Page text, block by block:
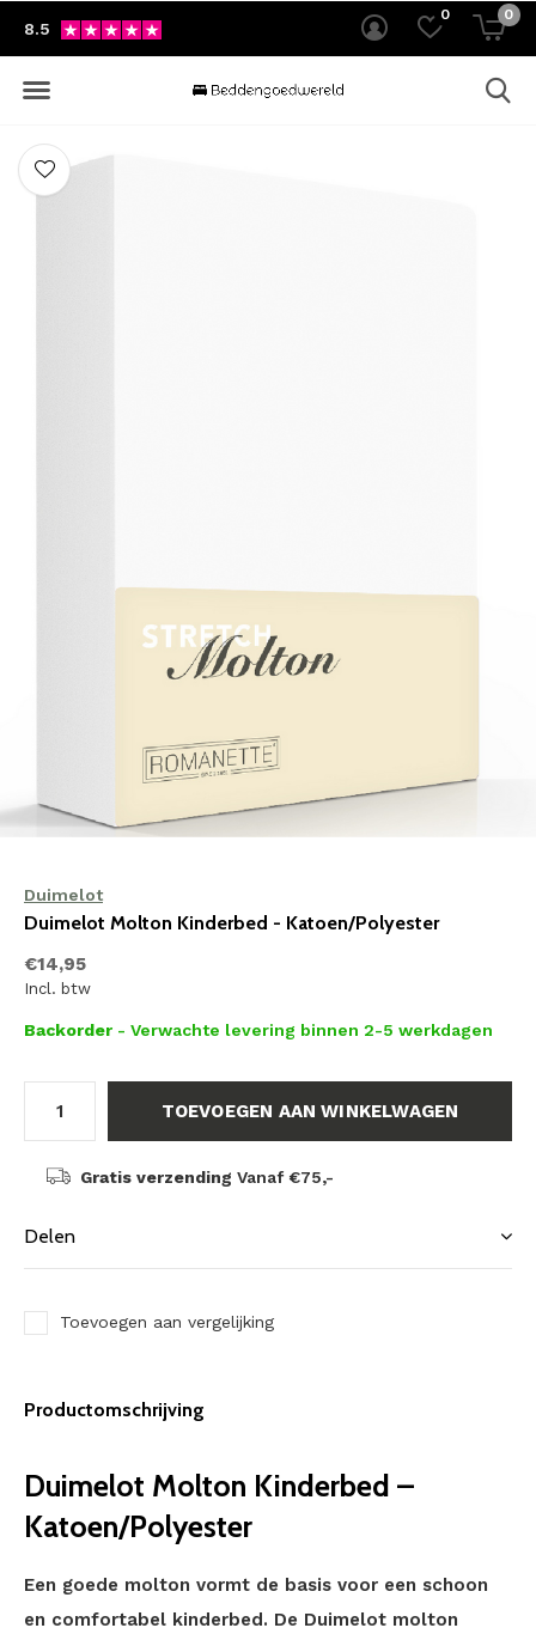
0 0
8.5
Duimelot
Duimelot Molton Kinderbed - Katoen/Polyester
€14,95
Incl. btw
Backorder - Verwachte levering binnen 2-5 werkdagen
TOEVOEGEN AAN WINKELWAGEN
Gratis verzending Vanaf €75,-
Delen
Toevoegen aan vergelijking
Productomschrijving
Duimelot Molton Kinderbed –
Katoen/Polyester
Een goede molton vormt de basis voor een schoon
en comfortabel kinderbed. De Duimelot molton